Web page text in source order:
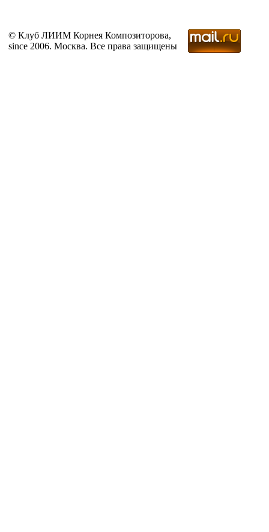
© Клуб ЛИИМ Корнея Композиторова,
since 2006. Москва. Все права защищены